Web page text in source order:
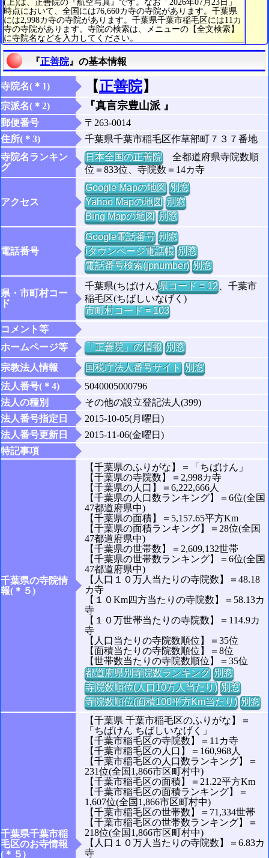
(上)は、正善院の『航空写真』です。なお「2026年07月23日」
時点において、全国には76,660カ寺の寺院があります。千葉県
には2,998カ寺の寺院があります。千葉県千葉市稲毛区には11カ
寺の寺院があります。寺院の検索は、メニューの【全文検索】
に寺院名などを入力してください。
『正善院』の基本情報
寺院名(＊1) 【正善院】
宗派名(＊2) 『真言宗豊山派 』
郵便番号
〒263-0014
住所(＊3)
千葉県千葉市稲毛区作草部町７３７番地
寺院名ランキン
グ
日本全国の正善院全都道府県寺院数順
位＝833位、寺院数＝14カ寺
アクセス
Google Mapの地図 別窓
Yahoo Mapの地図 別窓
Bing Mapの地図 別窓
電話番号
Google電話番号 別窓
iタウンページ電話帳 別窓
電話番号検索(jpnumber) 別窓
県・市町村コー
ド
千葉県(ちばけん)県コード = 12、千葉市
稲毛区(ちばしいなげく)
市町村コード = 103
コメント等
ホームページ等
「正善院」の情報 別窓
宗教法人情報
国税庁法人番号サイト 別窓
法人番号(＊4)
5040005000796
法人の種別
その他の設立登記法人(399)
法人番号指定日
2015-10-05(月曜日)
法人番号更新日
2015-11-06(金曜日)
特記事項
千葉県の寺院情
報(＊５)
【千葉県のふりがな】＝「ちばけん」
【千葉県の寺院数】＝2,998カ寺
【千葉県の人口】＝6,222,666人
【千葉県の人口数ランキング】＝6位(全国
47都道府県中)
【千葉県の面積】＝5,157.65平方Km
【千葉県の面積ランキング】＝28位(全国
47都道府県中)
【千葉県の世帯数】＝2,609,132世帯
【千葉県の世帯数ランキング】＝6位(全国
47都道府県中)
【人口１０万人当たりの寺院数】＝48.18
カ寺
【１０Km四方当たりの寺院数】＝58.13カ
寺
【１０万世帯当たりの寺院数】＝114.9カ
寺
【人口当たりの寺院数順位】＝35位
【面積当たりの寺院数順位】＝8位
【世帯数当たりの寺院数順位】＝35位
都道府県別寺院数ランキング 別窓
寺院数順位(人口10万人当たり) 別窓
寺院数順位(面積100平方Km当たり) 別窓
千葉県千葉市稲
毛区のお寺情報
(＊５)
【千葉県 千葉市稲毛区のふりがな】＝
「ちばけん ちばしいなげく」
【千葉市稲毛区の寺院数】＝11カ寺
【千葉市稲毛区の人口】＝160,968人
【千葉市稲毛区の人口数ランキング】＝
231位(全国1,866市区町村中)
【千葉市稲毛区の面積】＝21.22平方Km
【千葉市稲毛区の面積ランキング】＝
1,607位(全国1,866市区町村中)
【千葉市稲毛区の世帯数】＝71,334世帯
【千葉市稲毛区の世帯数ランキング】＝
218位(全国1,866市区町村中)
【人口１０万人当たりの寺院数】＝6.83カ
寺